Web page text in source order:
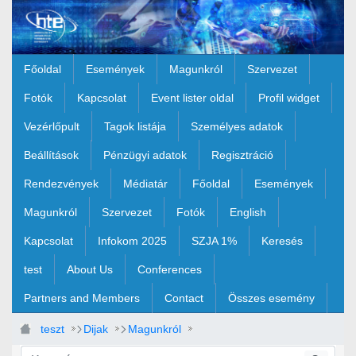
Ugrás a fő tartalomhoz
Főoldal Események Magunkról Szervezet
Fotók Kapcsolat Event lister oldal Profil widget
Vezérlőpult Tagok listája Személyes adatok
Beállítások Pénzügyi adatok Regisztráció
Rendezvények Médiatár Főoldal Események
Magunkról Szervezet Fotók English
Kapcsolat Infokom 2025 SZJA 1% Keresés
test About Us Conferences
Partners and Members Contact Összes esemény
teszt Dijak Magunkról